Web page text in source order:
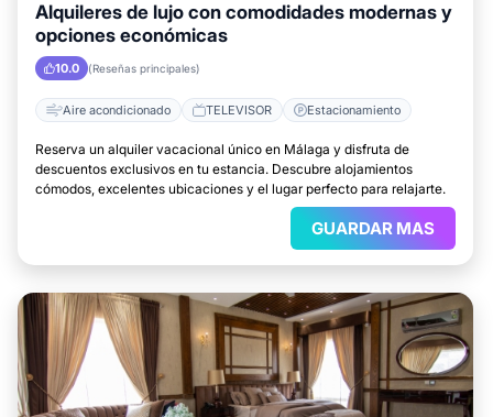
Alquileres de lujo con comodidades modernas y
opciones económicas
10.0 (Reseñas principales)
Aire acondicionado TELEVISOR Estacionamiento
Reserva un alquiler vacacional único en Málaga y disfruta de
descuentos exclusivos en tu estancia. Descubre alojamientos
cómodos, excelentes ubicaciones y el lugar perfecto para relajarte.
GUARDAR MAS